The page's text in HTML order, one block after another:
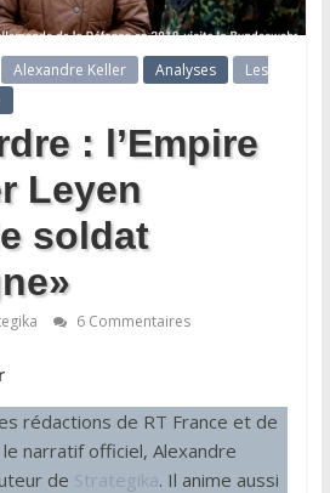
Alexandre Keller Analyses
Les
: l’Empire
Leyen
soldat
6 Commentaires
rédactions de RT France et de
narratif officiel, Alexandre
de Strategika. Il anime aussi